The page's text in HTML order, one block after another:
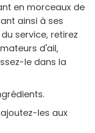
en morceaux de
ainsi à ses
service, retirez
d'ail,
le dans la
les aux